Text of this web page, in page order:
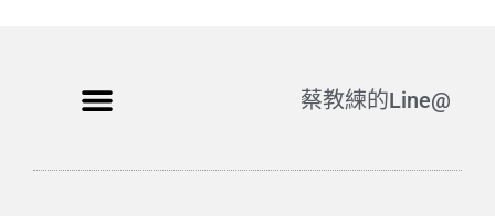
蔡教練的Line@